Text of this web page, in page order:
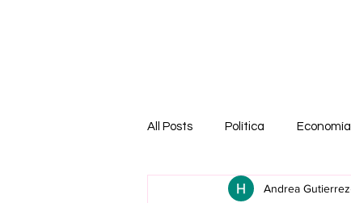
All Posts Política Economía
Andrea Gutierrez